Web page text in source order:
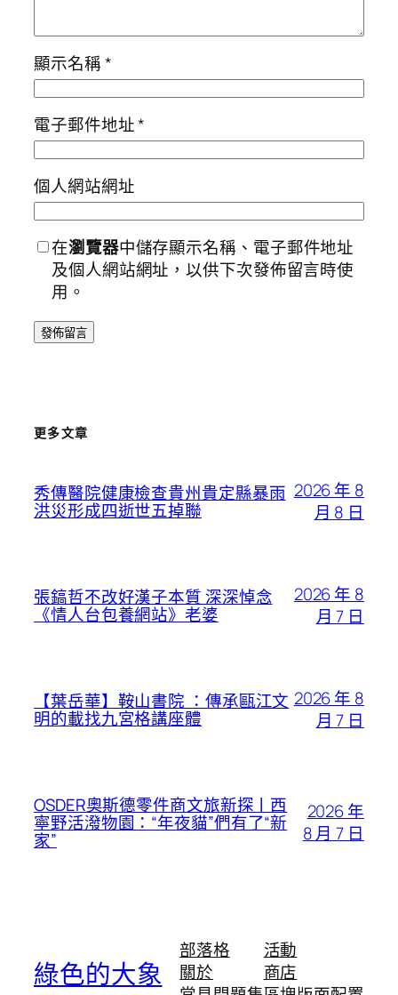
顯示名稱*
電子郵件地址*
個人網站網址
在瀏覽器中儲存顯示名稱、電子郵件地址
及個人網站網址，以供下次發佈留言時使
用。
更多文章
秀傳醫院健康檢查貴州貴定縣暴雨
洪災形成四逝世五掉聯
2026 年 8
月 8 日
張鎬哲不改好漢子本質 深深悼念
《情人台包養網站》老婆
2026 年 8
月 7 日
【葉岳華】鞍山書院 ：傳承甌江文
明的載找九宮格講座體
2026 年 8
月 7 日
OSDER奧斯德零件商文旅新探丨西
寧野活潑物園：“年夜貓”們有了“新
家”
2026 年
8 月 7 日
綠色的大象
部落格
關於
活動
商店